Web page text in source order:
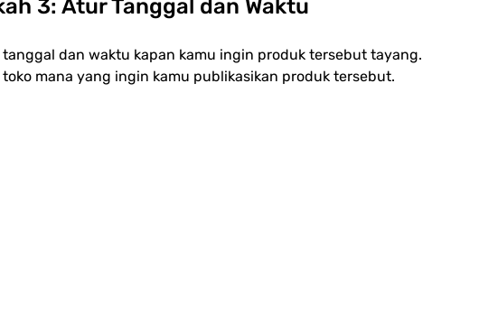
3: Atur Tanggal dan Waktu
tanggal dan waktu kapan kamu ingin produk tersebut tayang.
toko mana yang ingin kamu publikasikan produk tersebut.